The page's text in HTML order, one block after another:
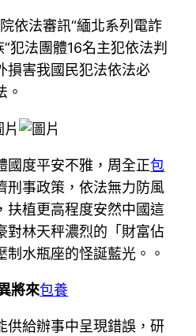
依法審訊“緬北系列電詐
犯法團體16名主犯依法判
損害我國民犯法依法必
。
國度平安不雅，周全正包
刑事政策，依法無力防風
扶植更高程度安然中國這
對林天秤濃烈的「財富佔
制水瓶座的怪誕藍光。。
將來包養
供給辦事中呈現錯誤，研